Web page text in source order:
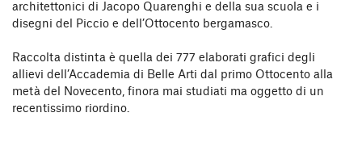
architettonici di Jacopo Quarenghi e della sua scuola e i
disegni del Piccio e dell’Ottocento bergamasco.
Raccolta distinta è quella dei 777 elaborati grafici degli
allievi dell’Accademia di Belle Arti dal primo Ottocento alla
metà del Novecento, finora mai studiati ma oggetto di un
recentissimo riordino.